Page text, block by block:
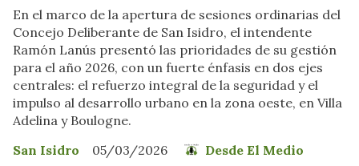
En el marco de la apertura de sesiones ordinarias del
Concejo Deliberante de San Isidro, el intendente
Ramón Lanús presentó las prioridades de su gestión
para el año 2026, con un fuerte énfasis en dos ejes
centrales: el refuerzo integral de la seguridad y el
impulso al desarrollo urbano en la zona oeste, en Villa
Adelina y Boulogne.
San Isidro
05/03/2026 Desde El Medio